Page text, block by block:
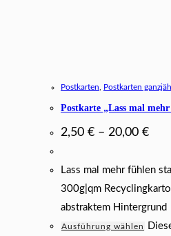
Postkarten Postkarten
Postkarte „Lass mal
2,50 € – 20,00 €
Lass mal mehr fühlen
300g|qm
abstraktem Hintergrund
Ausführung wählen